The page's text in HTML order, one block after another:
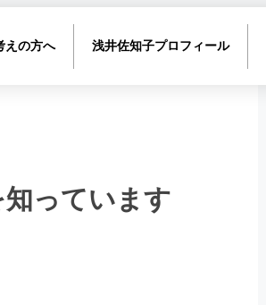
えの方へ 浅井佐知子プロフィール
っています